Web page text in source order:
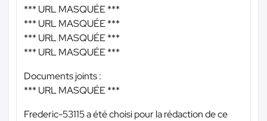
*** URL MASQUÉE ***
*** URL MASQUÉE ***
*** URL MASQUÉE ***
*** URL MASQUÉE ***
Documents joints :
*** URL MASQUÉE ***
Frederic-53115 a été choisi pour la rédaction de ce